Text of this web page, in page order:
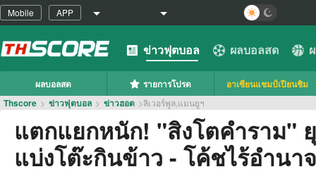
Mobile APP
ข่าวฟุตบอล ผลบอลสด
ผลบอลสด รายการโปรด
อาเซียนแชมป์เปียนชิม
Thscore > ข่าวฟุตบอล > ข่าวฮอต >ลิเวอร์พูล,แมนยูฯ
แตกแยกหนัก! "สิงโตคำราม"
แบ่งโต๊ะกินข้าว - โค้ชไร้อำนา